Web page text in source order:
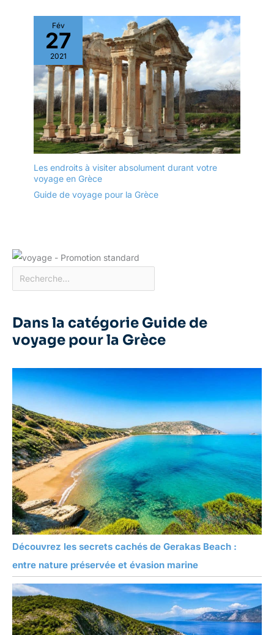
Fév
27
2021
Les endroits à visiter absolument durant votre
voyage en Grèce
Guide de voyage pour la Grèce
Dans la catégorie Guide de
voyage pour la Grèce
Découvrez les secrets cachés de Gerakas Beach :
entre nature préservée et évasion marine